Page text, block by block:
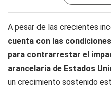
A pesar de las crecientes
cuenta con las
para contrarrestar el
arancelaria de Estados
un crecimiento sostenido